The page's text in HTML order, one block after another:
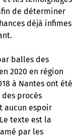
de déterminer
déjà infimes
balles des
2020 en région
à Nantes ont été
procès
aucun espoir
texte est la
par les